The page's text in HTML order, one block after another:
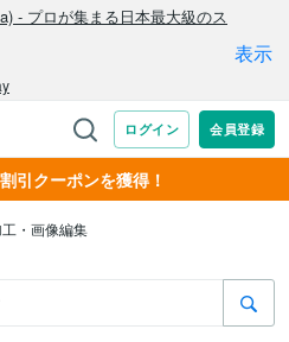
引クーポンを獲得！
・画像編集